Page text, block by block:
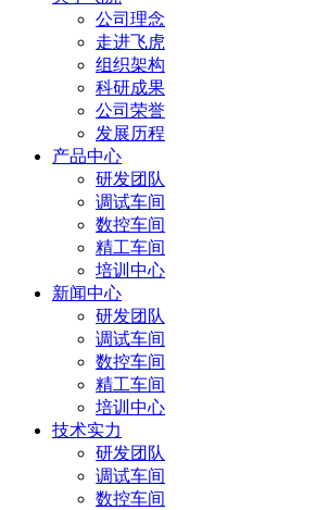
公司理念
走进飞虎
组织架构
科研成果
公司荣誉
发展历程
产品中心
研发团队
调试车间
数控车间
精工车间
培训中心
新闻中心
研发团队
调试车间
数控车间
精工车间
培训中心
技术实力
研发团队
调试车间
数控车间